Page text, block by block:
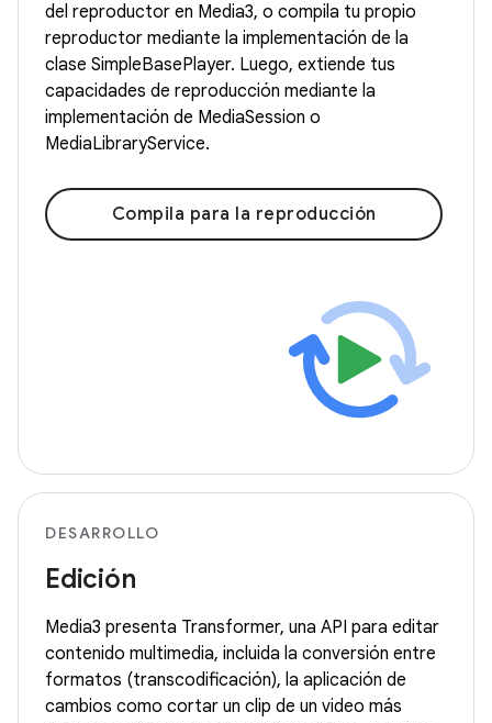
del reproductor en Media3, o compila tu propio
reproductor mediante la implementación de la
clase SimpleBasePlayer. Luego, extiende tus
capacidades de reproducción mediante la
implementación de MediaSession o
MediaLibraryService.
Compila para la reproducción
DESARROLLO
Edición
Media3 presenta Transformer, una API para editar
contenido multimedia, incluida la conversión entre
formatos (transcodificación), la aplicación de
cambios como cortar un clip de un video más